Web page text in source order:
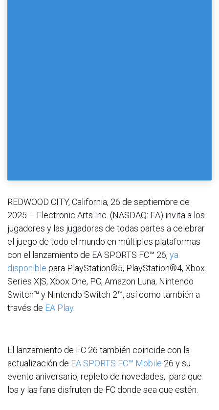
REDWOOD CITY, California, 26 de septiembre de
2025 – Electronic Arts Inc. (NASDAQ: EA) invita a los
jugadores y las jugadoras de todas partes a celebrar
el juego de todo el mundo en múltiples plataformas
con el lanzamiento de EA SPORTS FC™ 26, ya
disponible para PlayStation®5, PlayStation®4, Xbox
Series X|S, Xbox One, PC, Amazon Luna, Nintendo
Switch™ y Nintendo Switch 2™, así como también a
través de EA Play.
El lanzamiento de FC 26 también coincide con la
actualización de EA SPORTS FC™ Mobile 26 y su
evento aniversario, repleto de novedades, para que
los y las fans disfruten de FC donde sea que estén.